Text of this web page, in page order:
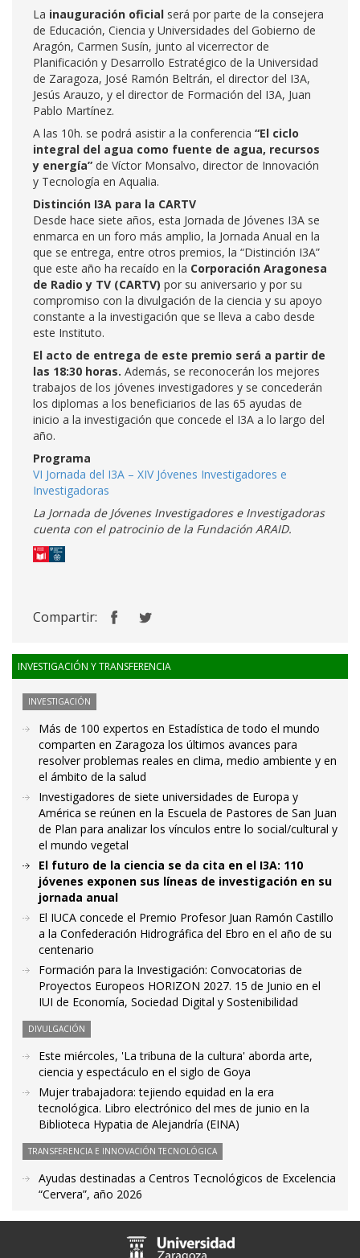
La inauguración oficial será por parte de la consejera
de Educación, Ciencia y Universidades del Gobierno de
Aragón, Carmen Susín, junto al vicerrector de
Planificación y Desarrollo Estratégico de la Universidad
de Zaragoza, José Ramón Beltrán, el director del I3A,
Jesús Arauzo, y el director de Formación del I3A, Juan
Pablo Martínez.
A las 10h. se podrá asistir a la conferencia “El ciclo
integral del agua como fuente de agua, recursos
y energía” de Víctor Monsalvo, director de Innovación
y Tecnología en Aqualia.
Distinción I3A para la CARTV
Desde hace siete años, esta Jornada de Jóvenes I3A se
enmarca en un foro más amplio, la Jornada Anual en la
que se entrega, entre otros premios, la “Distinción I3A”
que este año ha recaído en la Corporación Aragonesa
de Radio y TV (CARTV) por su aniversario y por su
compromiso con la divulgación de la ciencia y su apoyo
constante a la investigación que se lleva a cabo desde
este Instituto.
El acto de entrega de este premio será a partir de
las 18:30 horas. Además, se reconocerán los mejores
trabajos de los jóvenes investigadores y se concederán
los diplomas a los beneficiarios de las 65 ayudas de
inicio a la investigación que concede el I3A a lo largo del
año.
Programa
VI Jornada del I3A – XIV Jóvenes Investigadores e
Investigadoras
La Jornada de Jóvenes Investigadores e Investigadoras
cuenta con el patrocinio de la Fundación ARAID.
Compartir:
INVESTIGACIÓN Y TRANSFERENCIA
INVESTIGACIÓN
Más de 100 expertos en Estadística de todo el mundo
comparten en Zaragoza los últimos avances para
resolver problemas reales en clima, medio ambiente y en
el ámbito de la salud
Investigadores de siete universidades de Europa y
América se reúnen en la Escuela de Pastores de San Juan
de Plan para analizar los vínculos entre lo social/cultural y
el mundo vegetal
El futuro de la ciencia se da cita en el I3A: 110
jóvenes exponen sus líneas de investigación en su
jornada anual
El IUCA concede el Premio Profesor Juan Ramón Castillo
a la Confederación Hidrográfica del Ebro en el año de su
centenario
Formación para la Investigación: Convocatorias de
Proyectos Europeos HORIZON 2027. 15 de Junio en el
IUI de Economía, Sociedad Digital y Sostenibilidad
DIVULGACIÓN
Este miércoles, 'La tribuna de la cultura' aborda arte,
ciencia y espectáculo en el siglo de Goya
Mujer trabajadora: tejiendo equidad en la era
tecnológica. Libro electrónico del mes de junio en la
Biblioteca Hypatia de Alejandría (EINA)
TRANSFERENCIA E INNOVACIÓN TECNOLÓGICA
Ayudas destinadas a Centros Tecnológicos de Excelencia
“Cervera”, año 2026